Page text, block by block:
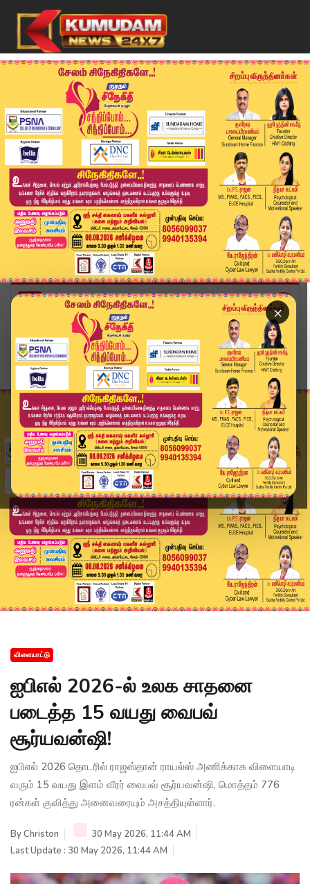
×
Home
விளையாட்டு
ஐபிஎல் 2026-ல் உலக சாதனை படைத்த 15 வயது வைபவ் ச...
விளையாட்டு
ஐபிஎல் 2026-ல் உலக சாதனை
படைத்த 15 வயது வைபவ்
சூர்யவன்ஷி!
ஐபிஎல் 2026 தொடரில் ராஜஸ்தான் ராயல்ஸ் அணிக்காக விளையாடி
வரும் 15 வயது இளம் வீரர் வைபவ் சூர்யவன்ஷி, மொத்தம் 776
ரன்கள் குவித்து அனைவரையும் அசத்தியுள்ளார்.
ByChriston
30 May 2026, 11:44 AM
Last Update : 30 May 2026, 11:44 AM